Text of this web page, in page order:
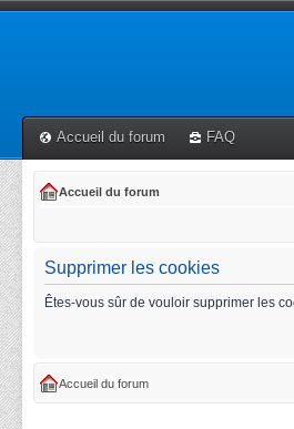
Accueil du forum FAQ
Accueil du forum
Supprimer les cookies
Êtes-vous sûr de vouloir supprimer les
Accueil du forum